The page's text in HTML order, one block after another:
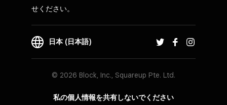
せください。
日本 (日本語)
© 2026 Block, Inc., Squareup Pte. Ltd.
私の個人情報を共有しないでください